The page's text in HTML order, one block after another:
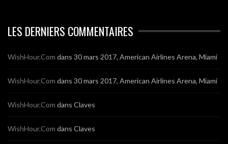
LES DERNIERS COMMENTAIRES
WishHour.Com dans 30 mars 2017, American Airlines Arena, Miami
WishHour.Com dans 30 mars 2017, American Airlines Arena, Miami
WishHour.Com dans Claves
WishHour.Com dans Claves